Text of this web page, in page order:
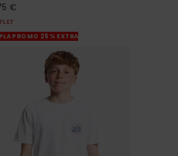
€
PROMO 25% EXTRA